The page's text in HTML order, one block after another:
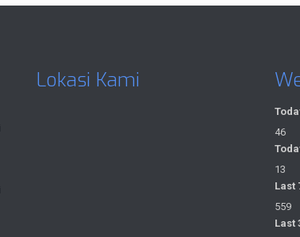
Lokasi Kami
46
13
Last
559
Last